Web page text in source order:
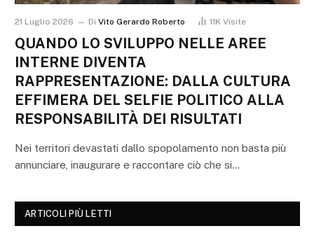
21 Luglio 2026 Di Vito Gerardo Roberto 11K Visite
QUANDO LO SVILUPPO NELLE AREE
INTERNE DIVENTA
RAPPRESENTAZIONE: DALLA CULTURA
EFFIMERA DEL SELFIE POLITICO ALLA
RESPONSABILITÀ DEI RISULTATI
Nei territori devastati dallo spopolamento non basta più
annunciare, inaugurare e raccontare ciò che si…
ARTICOLI PIÙ LETTI